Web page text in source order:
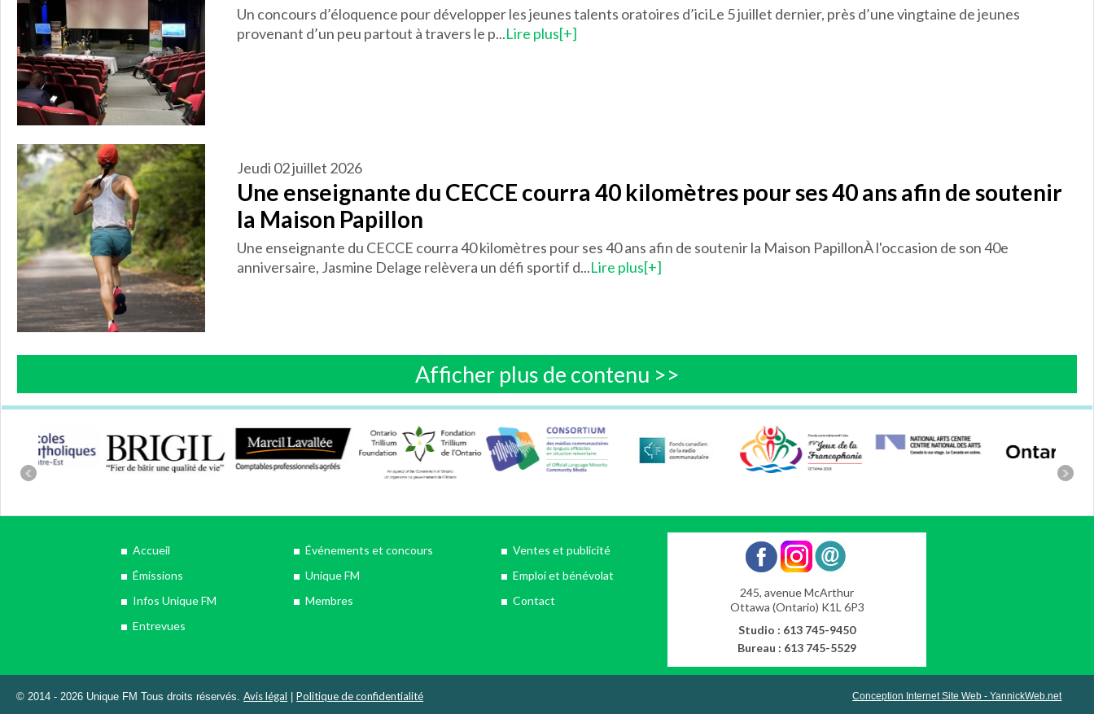
Un concours d’éloquence pour développer les jeunes talents oratoires d’iciLe 5 juillet dernier, près d’une vingtaine de jeunes
provenant d’un peu partout à travers le p...Lire plus[+]
jeudi 02 juillet 2026
Une enseignante du CECCE courra 40 kilomètres pour ses 40 ans afin de soutenir
la Maison Papillon
Une enseignante du CECCE courra 40 kilomètres pour ses 40 ans afin de soutenir la Maison PapillonÀ l'occasion de son 40e
anniversaire, Jasmine Delage relèvera un défi sportif d...Lire plus[+]
Afficher plus de contenu >>
Accueil
Émissions
Infos Unique FM
Entrevues
Événements et concours
Unique FM
Membres
Ventes et publicité
Emploi et bénévolat
Contact
245, avenue McArthur
Ottawa (Ontario) K1L 6P3
Studio : 613 745-9450
Bureau : 613 745-5529
© 2014 - 2026 Unique FM Tous droits réservés.Avis légal Politique de confidentialité Conception Internet Site Web - YannickWeb.net